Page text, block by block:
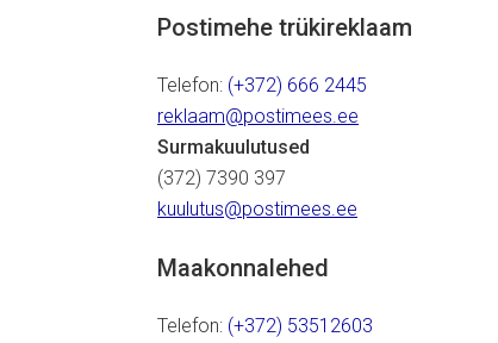
Postimehe trükireklaam
Telefon: (+372) 666 2445
reklaam@postimees.ee
Surmakuulutused
(372) 7390 397
kuulutus@postimees.ee
Maakonnalehed
Telefon: (+372) 53512603